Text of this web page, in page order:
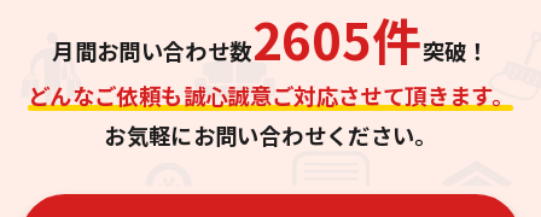
月間お問い合わせ数2605件突破！
どんなご依頼も誠心誠意ご対応させて頂きます。
お気軽にお問い合わせください。